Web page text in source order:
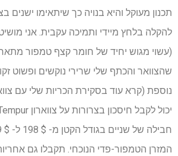
תכנון מעוקל והיא בנויה כך שיתאימו ישנים
להקלה בלחץ מיידי ותמיכה עקבית. אני
(עשוי מגוש יחיד של חומר קצף טמפור
שהצוואר והכתף שלי שרירי נוקשים ופשוט
נוספת (קרא עוד בסקירת הכריות שלי עם
המזרן הטמפור-פדי הנוכחי. תקבלו גם